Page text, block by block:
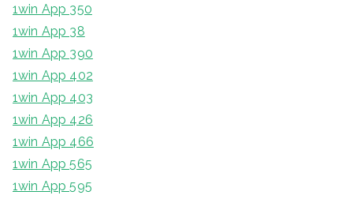
1win App 350
1win App 38
1win App 390
1win App 402
1win App 403
1win App 426
1win App 466
1win App 565
1win App 595